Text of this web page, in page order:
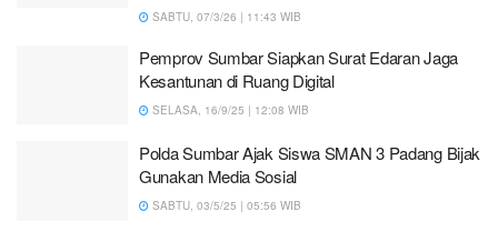
SABTU, 07/3/26 | 11:43 WIB
Pemprov Sumbar Siapkan Surat Edaran Jaga
Kesantunan di Ruang Digital
SELASA, 16/9/25 | 12:08 WIB
Polda Sumbar Ajak Siswa SMAN 3 Padang Bijak
Gunakan Media Sosial
SABTU, 03/5/25 | 05:56 WIB